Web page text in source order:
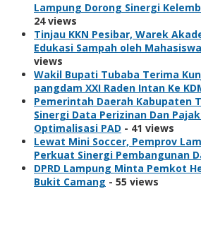
Lampung Dorong Sinergi
24 views
Tinjau KKN Pesibar, Warek
Edukasi Sampah oleh
views
Wakil Bupati Tubaba Terima
pangdam XXI Raden Intan Ke
Pemerintah Daerah Kabupaten
Sinergi Data Perizinan Dan
Optimalisasi PAD - 41 views
Lewat Mini Soccer, Pemprov
Perkuat Sinergi Pembangunan
DPRD Lampung Minta Pemkot
Bukit Camang - 55 views